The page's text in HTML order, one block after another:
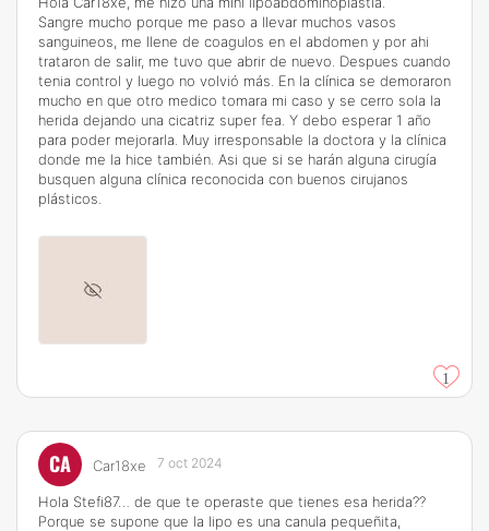
Sangre mucho porque me paso a llevar muchos vasos
sanguineos, me llene de coagulos en el abdomen y por ahi
trataron de salir, me tuvo que abrir de nuevo. Despues cuando
tenia control y luego no volvió más. En la clínica se demoraron
mucho en que otro medico tomara mi caso y se cerro sola la
herida dejando una cicatriz super fea. Y debo esperar 1 año
para poder mejorarla. Muy irresponsable la doctora y la clínica
donde me la hice también. Asi que si se harán alguna cirugía
busquen alguna clínica reconocida con buenos cirujanos
plásticos.
1
CA Car18xe 7 oct 2024
Hola Stefi87… de que te operaste que tienes esa herida??
Porque se supone que la lipo es una canula pequeñita,